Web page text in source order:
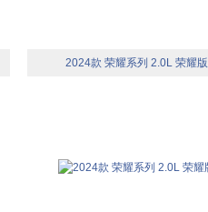
2024款 荣耀系列 2.0L 荣耀版